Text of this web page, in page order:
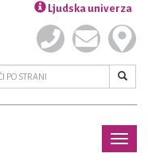
Ljudska univerza